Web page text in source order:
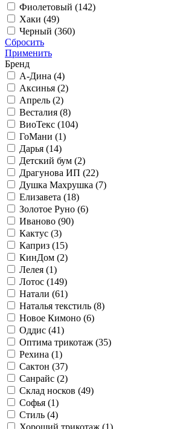
Фиолетовый (142)
Хаки (49)
Черный (360)
Сбросить
Применить
Бренд
А-Дина (4)
Аксинья (2)
Апрель (2)
Весталия (8)
ВиоТекс (104)
ГоМани (1)
Дарья (14)
Детский бум (2)
Драгунова ИП (22)
Душка Махрушка (7)
Елизавета (18)
Золотое Руно (6)
Иваново (90)
Кактус (3)
Каприз (15)
КинДом (2)
Лелея (1)
Лотос (149)
Натали (61)
Наталья текстиль (8)
Новое Кимоно (6)
Оддис (41)
Оптима трикотаж (35)
Рехина (1)
Сактон (37)
Санрайс (2)
Склад носков (49)
Софья (1)
Стиль (4)